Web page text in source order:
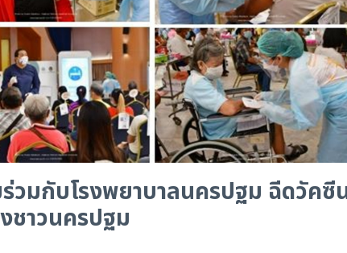
วมกับโรงพยาบาลนครปฐม ฉีดวัคซี
ชาวนครปฐม